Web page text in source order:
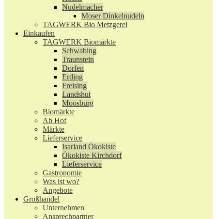
Nudelmacher
Moser Dinkelnudeln
TAGWERK Bio Metzgerei
Einkaufen
TAGWERK Biomärkte
Schwabing
Traunstein
Dorfen
Erding
Freising
Landshut
Moosburg
Biomärkte
Ab Hof
Märkte
Lieferservice
Isarland Ökokiste
Ökokiste Kirchdorf
Lieferservice
Gastronomie
Was ist wo?
Angebote
Großhandel
Unternehmen
Ansprechpartner